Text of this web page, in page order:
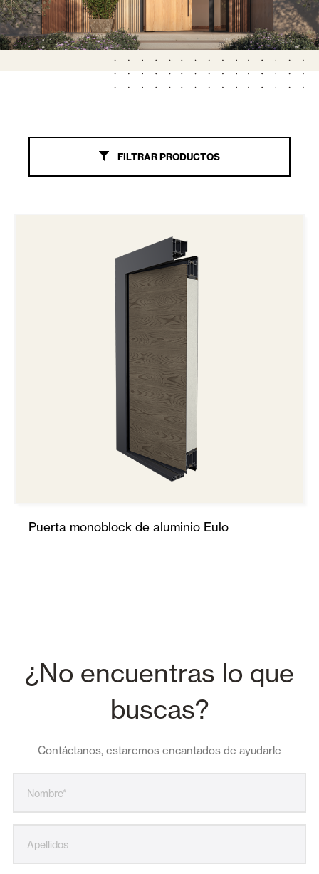
VENTANAS Y PUERTAS DE PVC
PRODUCTOS COMPATIBLES
FILTRAR PRODUCTOS
Puerta monoblock de aluminio Eulo
¿No encuentras lo que
buscas?
Contáctanos, estaremos encantados de ayudarle